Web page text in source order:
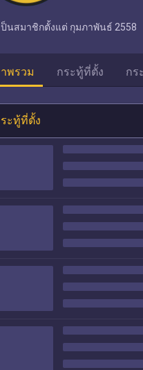
ป็นสมาชิกตั้งแต่ กุมภาพันธ์ 2558
พรวม กระทู้ที่ตั้ง กร
ะทู้ที่ตั้ง